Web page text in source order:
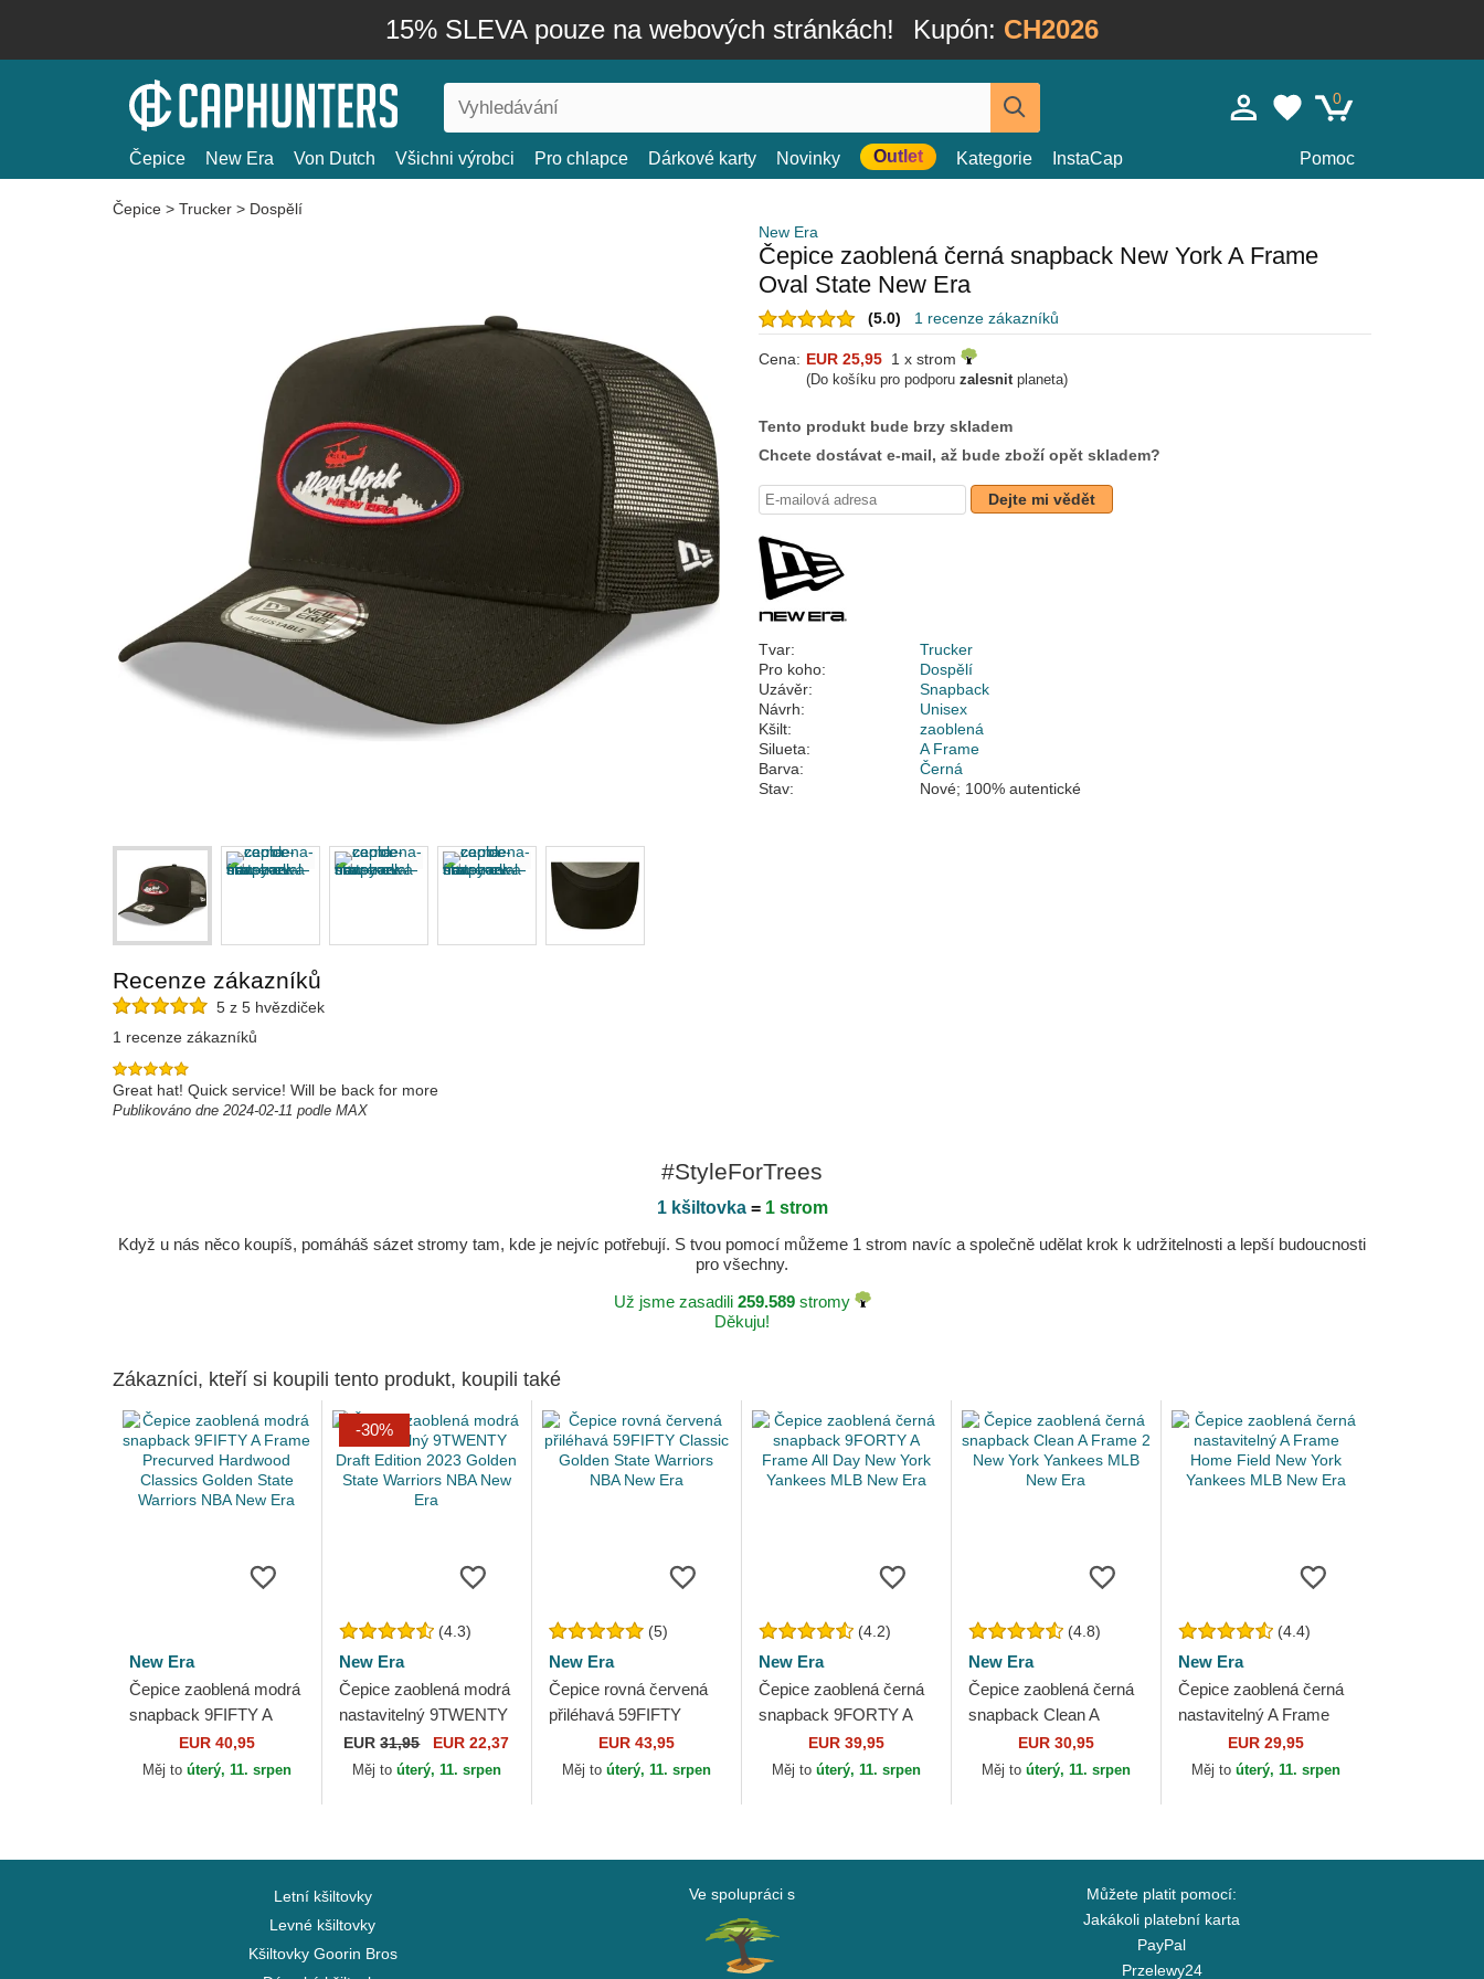
15% SLEVA pouze na webových stránkách! Kupón: CH2026
0
Čepice New Era Von Dutch Všichni výrobci Pro chlapce Dárkové karty Novinky Outlet Kategorie InstaCap Pomoc
Čepice > Trucker > Dospělí
New Era
Čepice zaoblená černá snapback New York A Frame
Oval State New Era
(5.0) 1 recenze zákazníků
Cena: EUR 25,95 1 x strom
(Do košíku pro podporu zalesnitplaneta)
Tento produkt bude brzy skladem
Chcete dostávat e-mail, až bude zboží opět skladem?
Dejte mi vědět
Tvar:
Trucker
Pro koho:
Dospělí
Uzávěr:
Snapback
Návrh:
Unisex
Kšilt:
zaoblená
Silueta:
A Frame
Barva:
Černá
Stav:
Nové; 100% autentické
Recenze zákazníků
5 z 5 hvězdiček
1 recenze zákazníků
Great hat! Quick service! Will be back for more
Publikováno dne 2024-02-11 podle MAX
#StyleForTrees
1 kšiltovka= 1 strom
Když u nás něco koupíš, pomáháš sázet stromy tam, kde je nejvíc potřebují. S tvou pomocí můžeme 1 strom navíc a společně udělat krok k udržitelnosti a lepší budoucnosti
pro všechny.
Už jsme zasadili 259.589stromy
Děkuju!
Zákazníci, kteří si koupili tento produkt, koupili také
New Era
Čepice zaoblená modrá
snapback 9FIFTY A
Frame Precurved
Hardwood Classics
EUR 40,95
Měj to úterý, 11. srpen
-30%
(4.3)
New Era
Čepice zaoblená modrá
nastavitelný 9TWENTY
Draft Edition 2023
Golden State Warriors
EUR31,95 EUR 22,37
Měj to úterý, 11. srpen
(5)
New Era
Čepice rovná červená
přiléhavá 59FIFTY
Classic Golden State
Warriors NBA New Era
EUR 43,95
Měj to úterý, 11. srpen
(4.2)
New Era
Čepice zaoblená černá
snapback 9FORTY A
Frame All Day New
York Yankees MLB
EUR 39,95
Měj to úterý, 11. srpen
(4.8)
New Era
Čepice zaoblená černá
snapback Clean A
Frame 2 New York
Yankees MLB New Era
EUR 30,95
Měj to úterý, 11. srpen
(4.4)
New Era
Čepice zaoblená černá
nastavitelný A Frame
Home Field New York
Yankees MLB New Era
EUR 29,95
Měj toúterý, 11. srpen
Letní kšiltovky
Levné kšiltovky
Kšiltovky Goorin Bros
Ve spolupráci s
Můžete platit pomocí:
Jakákoli platební karta
PayPal
Przelewy24